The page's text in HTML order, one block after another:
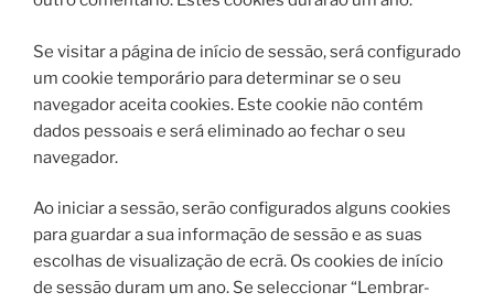
Se visitar a página de início de sessão, será configurado
um cookie temporário para determinar se o seu
navegador aceita cookies. Este cookie não contém
dados pessoais e será eliminado ao fechar o seu
navegador.
Ao iniciar a sessão, serão configurados alguns cookies
para guardar a sua informação de sessão e as suas
escolhas de visualização de ecrã. Os cookies de início
de sessão duram um ano. Se seleccionar “Lembrar-